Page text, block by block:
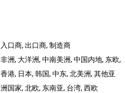
入口商, 出口商, 制造商
非洲, 大洋洲, 中南美洲, 中国内地, 东欧,
香港, 日本, 韩国, 中东, 北美洲, 其他亚
洲国家, 北欧, 东南亚, 台湾, 西欧